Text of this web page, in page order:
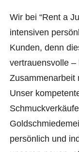
Wir bei “Rent a
intensiven
Kunden, denn
vertrauensvolle
Zusammenarbeit
Unser
persönlich und